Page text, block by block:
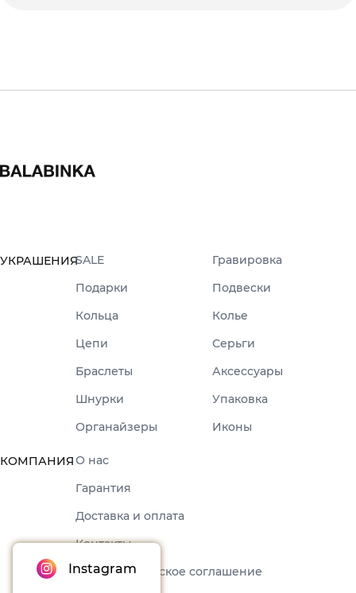
УКРАШЕНИЯSALE
Гравировка
Подарки
Подвески
Кольца
Колье
Цепи
Серьги
Браслеты
Аксессуары
Шнурки
Упаковка
Органайзеры
Иконы
КОМПАНИЯО нас
Гарантия
Доставка и оплата
Контакты
Пользовательское соглашение
Instagram